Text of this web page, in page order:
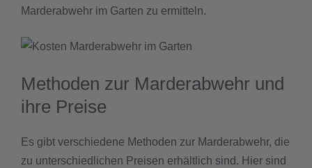
Marderabwehr im Garten zu ermitteln.
Methoden zur Marderabwehr und
ihre Preise
Es gibt verschiedene Methoden zur Marderabwehr, die
zu unterschiedlichen Preisen erhältlich sind. Hier sind